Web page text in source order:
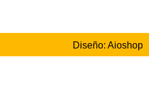
Diseño: Aioshop